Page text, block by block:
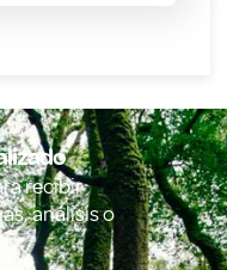
recibir
análisis o